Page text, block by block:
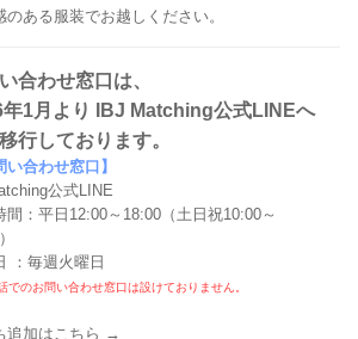
のある服装でお越しください。
合わせ窓口は、
年1月より IBJ Matching公式LINEへ
行しております。
い合わせ窓口】
公式LINE
間：平日12:00～18:00（土日祝10:00～
：毎週火曜日
でのお問い合わせ窓口は設けておりません。
追加はこちら →